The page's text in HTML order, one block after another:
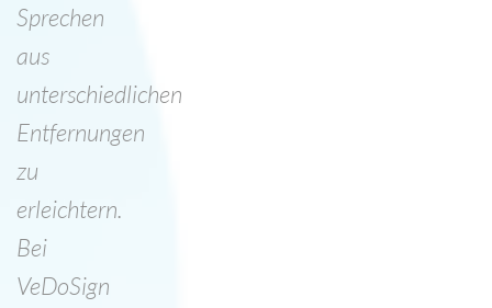
Sprechen
aus
unterschiedlichen
Entfernungen
zu
erleichtern.
Bei
VeDoSign